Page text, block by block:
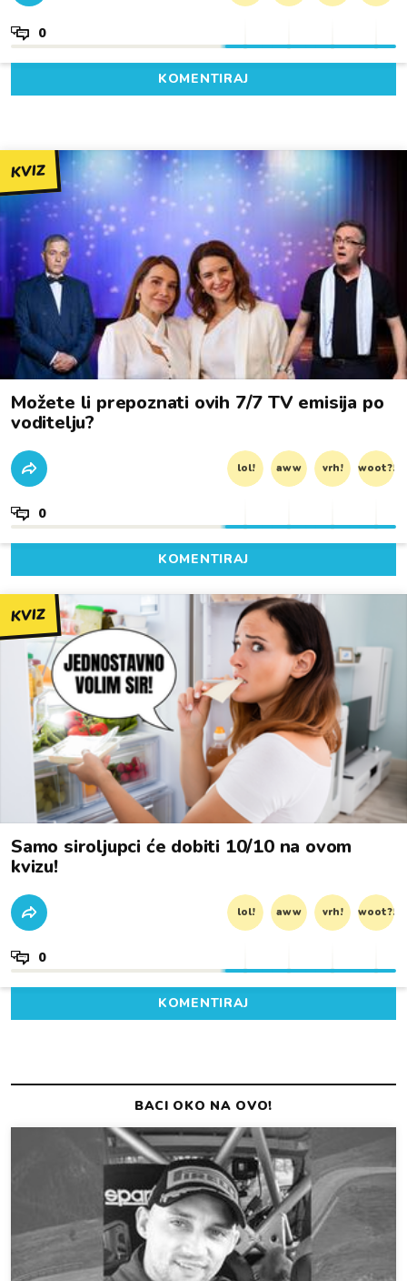
0
KOMENTIRAJ
KVIZ
Možete li prepoznati ovih 7/7 TV emisija po
voditelju?
lol! aww vrh! woot?!
0
KOMENTIRAJ
KVIZ
Samo siroljupci će dobiti 10/10 na ovom
kvizu!
lol! aww vrh! woot?!
0
KOMENTIRAJ